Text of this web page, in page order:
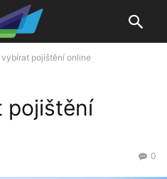
vybírat pojištění online
pojištění
0